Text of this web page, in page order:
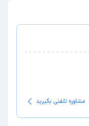
مشاوره تلفنی بگیرید